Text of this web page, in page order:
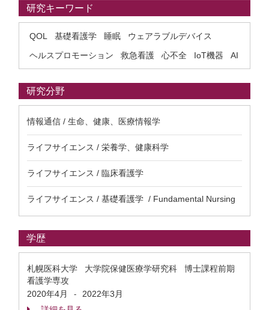
研究キーワード
QOL 基礎看護学 睡眠
ウェアラブルデバイス
ヘルスプロモーション
救急看護 心不全 IoT機器 AI
研究分野
情報通信 / 生命、健康、医療情報学
ライフサイエンス / 栄養学、健康科学
ライフサイエンス / 臨床看護学
ライフサイエンス / 基礎看護学 / Fundamental Nursing
学歴
札幌医科大学 大学院保健医療学研究科 博士課程前期
看護学専攻
2020年4月
-
2022年3月